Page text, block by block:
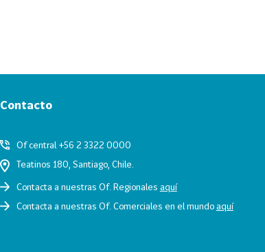
Contacto
Of central +56 2 3322 0000
Teatinos 180, Santiago, Chile.
Contacta a nuestras Of. Regionales aquí
Contacta a nuestras Of. Comerciales en el mundoaquí